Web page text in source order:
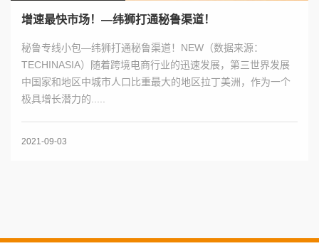
增速最快市场！—纬狮打通秘鲁渠道！
秘鲁专线小包—纬狮打通秘鲁渠道！NEW（数据来源：
TECHINASIA）随着跨境电商行业的迅速发展，第三世界发展
中国家和地区中城市人口比重最大的地区拉丁美洲，作为一个
极具增长潜力的.....
2021-09-03